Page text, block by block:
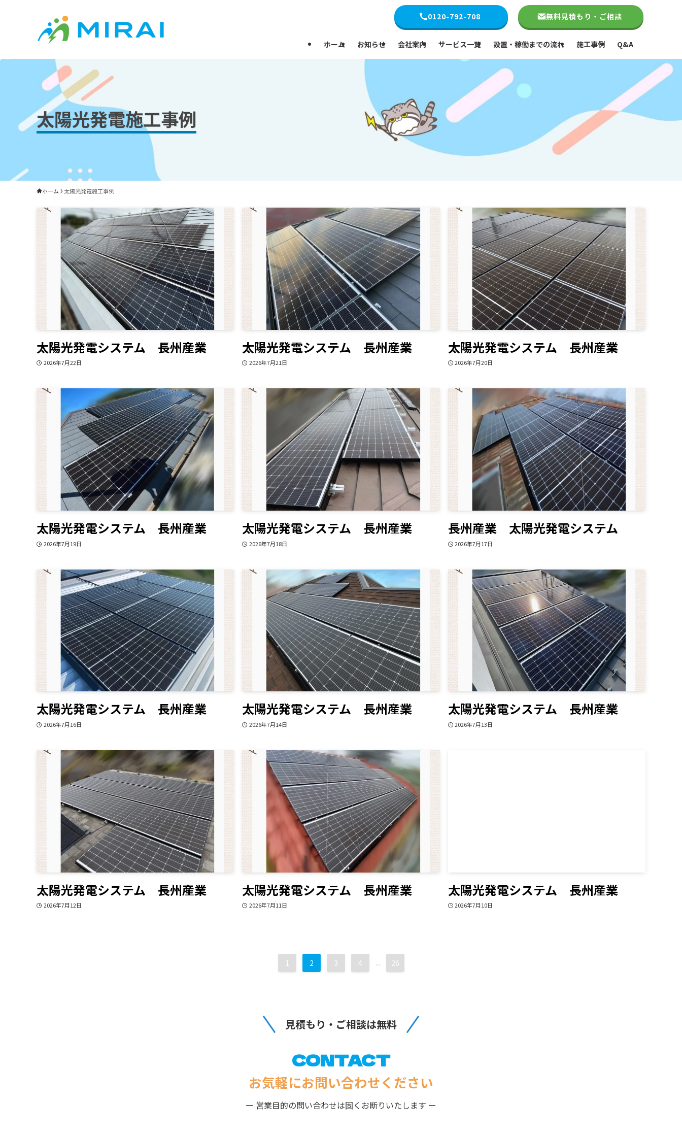
ホーム お知らせ 会社案内 サービス一覧 設置・稼働までの流れ 施工事例 Q&A
0120-792-708 無料見積もり・ご相談
太陽光発電施工事例
ホーム 太陽光発電施工事例
太陽光発電システム 長州産業
2026年7月22日
太陽光発電システム 長州産業
2026年7月21日
太陽光発電システム 長州産業
2026年7月20日
太陽光発電システム 長州産業
2026年7月19日
太陽光発電システム 長州産業
2026年7月18日
長州産業 太陽光発電システム
2026年7月17日
太陽光発電システム 長州産業
2026年7月16日
太陽光発電システム 長州産業
2026年7月14日
太陽光発電システム 長州産業
2026年7月13日
太陽光発電システム 長州産業
2026年7月12日
太陽光発電システム 長州産業
2026年7月11日
太陽光発電システム 長州産業
2026年7月10日
1 2 3 4 ... 26
見積もり・ご相談は無料
CONTACT
お気軽にお問い合わせください
ー 営業目的の問い合わせは固くお断りいたします ー